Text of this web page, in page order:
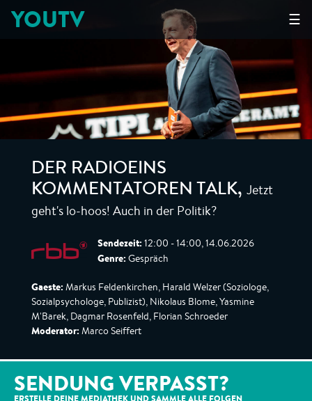
☰
YOUTV
DER RADIOEINS
KOMMENTATOREN TALK, Jetzt
geht's lo-hoos! Auch in der Politik?
Sendezeit: 12:00 - 14:00, 14.06.2026
Genre: Gespräch
Gaeste: Markus Feldenkirchen, Harald Welzer (Soziologe,
Sozialpsychologe, Publizist), Nikolaus Blome, Yasmine
M'Barek, Dagmar Rosenfeld, Florian Schroeder
Moderator: Marco Seiffert
SENDUNG VERPASST?
ERSTELLE DEINE MEDIATHEK UND SAMMLE ALLE FOLGEN